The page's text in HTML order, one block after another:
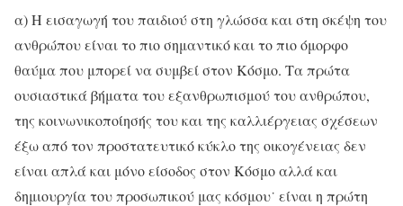
α) Η εισαγωγή του παιδιού στη γλώσσα και στη σκέψη του
ανθρώπου είναι το πιο σημαντικό και το πιο όμορφο
θαύμα που μπορεί να συμβεί στον Κόσμο. Τα πρώτα
ουσιαστικά βήματα του εξανθρωπισμού του ανθρώπου,
της κοινωνικοποίησής του και της καλλιέργειας σχέσεων
έξω από τον προστατευτικό κύκλο της οικογένειας δεν
είναι απλά και μόνο είσοδος στον Κόσμο αλλά και
δημιουργία του προσωπικού μας κόσμου˙ είναι η πρώτη